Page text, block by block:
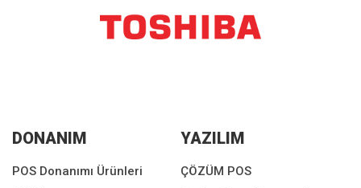
DONANIM
POS Donanımı Ürünleri
YAZILIM
ÇÖZÜM POS